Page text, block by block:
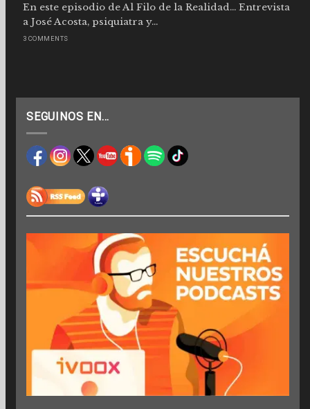
En este episodio de Al Filo de la Realidad… Entrevista
a José Acosta, psiquiatra y...
3 COMMENTS
SEGUINOS EN…